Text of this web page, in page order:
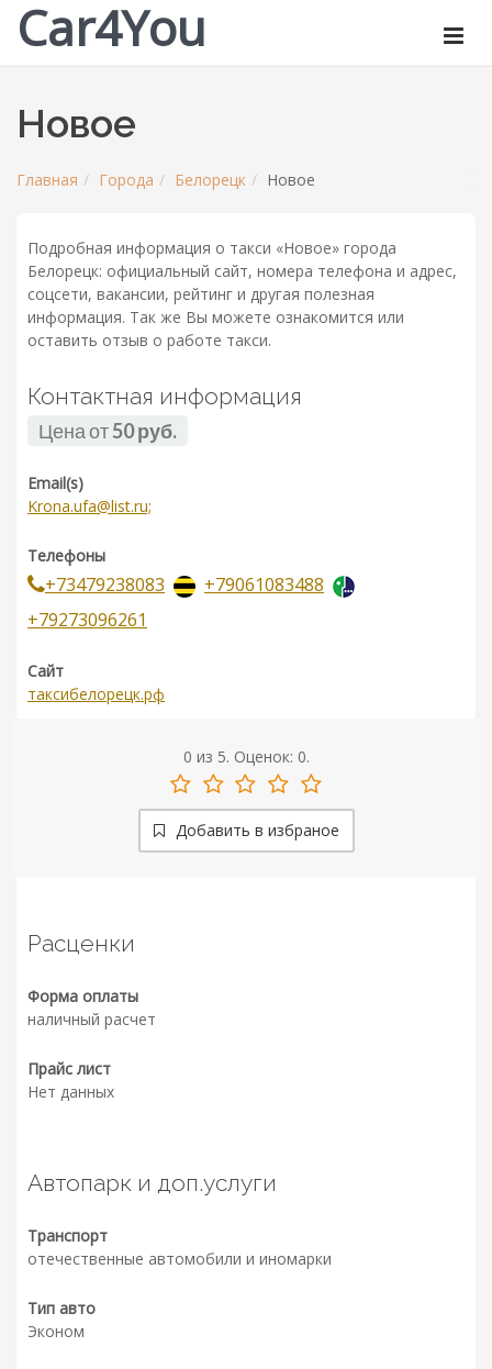
Car4You
Новое
Главная Города Белорецк Новое
Подробная информация о такси «Новое» города
Белорецк: официальный сайт, номера телефона и адрес,
соцсети, вакансии, рейтинг и другая полезная
информация. Так же Вы можете ознакомится или
оставить отзыв о работе такси.
Контактная информация
Цена от50 руб.
Email(s)
Krona.ufa@list.ru;
Телефоны
+73479238083
+79061083488
+79273096261
Сайт
таксибелорецк.рф
0 из 5. Оценок: 0.
Добавить в избраное
Расценки
Форма оплаты
наличный расчет
Прайс лист
Нет данных
Автопарк и доп.услуги
Транспорт
отечественные автомобили и иномарки
Тип авто
Эконом